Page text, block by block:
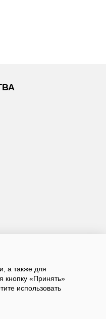
данных
а также для
«Принять»
использовать